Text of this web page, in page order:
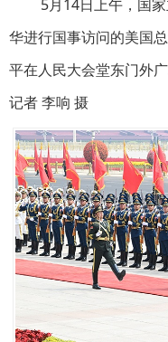
5月14日上午，国
华进行国事访问的美国
平在人民大会堂东门外
记者 李响 摄